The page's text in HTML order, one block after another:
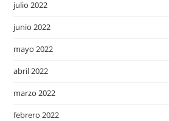
julio 2022
junio 2022
mayo 2022
abril 2022
marzo 2022
febrero 2022